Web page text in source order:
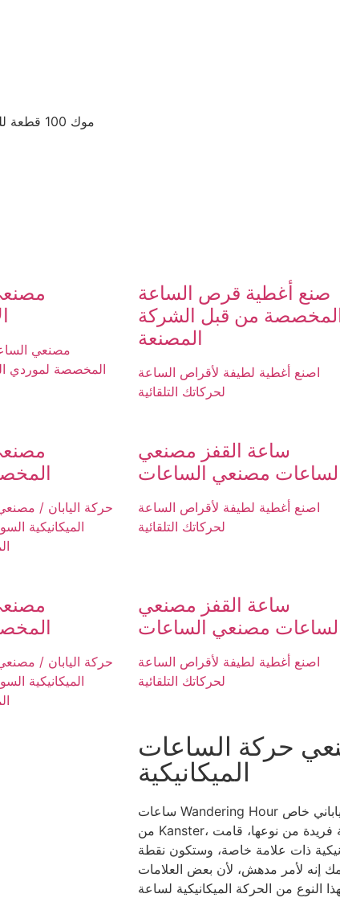
موك 100 قطعة للساعات الأوتوماتيكية عالية الجودة المخصصة (استخدم حالتنا)
مصنعي
المخصصة لموردي
صنع أغطية قرص الساعة
من قبل الشركة
المصنعة
اصنع أغطية لطيفة لأقراص الساعة
لحركاتك التلقائية
حركة اليابان /
الميكانيكية
ساعة القفز مصنعي
مصنعي الساعات
اصنع أغطية لطيفة لأقراص الساعة
لحركاتك التلقائية
حركة اليابان /
الميكانيكية
ساعة القفز مصنعي
مصنعي الساعات
اصنع أغطية لطيفة لأقراص الساعة
لحركاتك التلقائية
حركة الساعات
الميكانيكية
ساعات Wandering Hour ذاتية الملء هذه هي تصميم حركة ميكانيكية ياباني خاص
من Kanster، إنها حركة ساعة ميكانيكية فريدة من نوعها، قامت Kanster بتعديل
ذات علامة خاصة، وستكون نقطة
إنه لأمر مدهش، لأن بعض العلامات
النوع من الحركة الميكانيكية لساعة